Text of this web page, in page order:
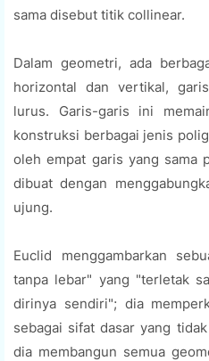
sama disebut titik collinear.
Dalam geometri, ada
horizontal dan vertikal,
lurus. Garis-garis ini
konstruksi berbagai jenis
oleh empat garis yang sama
dibuat dengan
ujung.
Euclid menggambarkan
tanpa lebar" yang "terletak
dirinya sendiri"; dia
sebagai sifat dasar yang
dia membangun semua